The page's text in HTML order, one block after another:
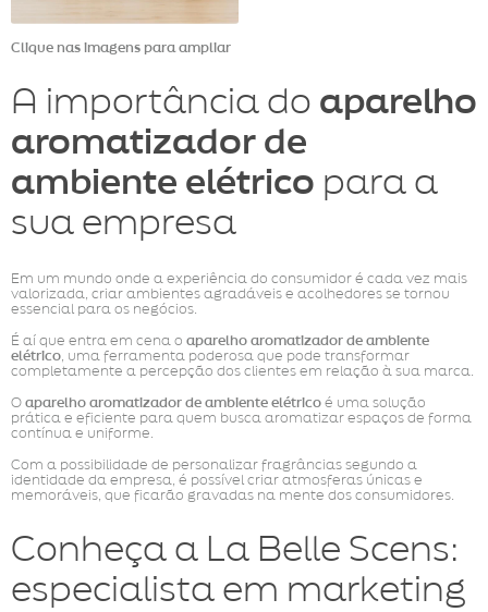
Clique nas imagens para ampliar
A importância do aparelho
aromatizador de
ambiente elétrico para a
sua empresa
Em um mundo onde a experiência do consumidor é cada vez mais
valorizada, criar ambientes agradáveis e acolhedores se tornou
essencial para os negócios.
É aí que entra em cena o aparelho aromatizador de ambiente
elétrico , uma ferramenta poderosa que pode transformar
completamente a percepção dos clientes em relação à sua marca.
O aparelho aromatizador de ambiente elétrico é uma solução
prática e eficiente para quem busca aromatizar espaços de forma
contínua e uniforme.
Com a possibilidade de personalizar fragrâncias segundo a
identidade da empresa, é possível criar atmosferas únicas e
memoráveis, que ficarão gravadas na mente dos consumidores.
Conheça a La Belle Scens:
especialista em marketing